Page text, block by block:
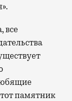
все
памятник